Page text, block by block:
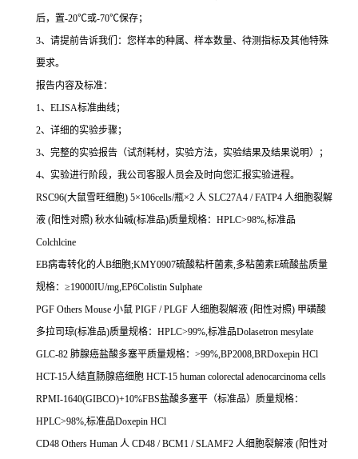
后，置-20℃或-70℃保存；
3、请提前告诉我们：您样本的种属、样本数量、待测指标及其他特殊
要求。
报告内容及标准：
1、 ELISA标准曲线；
2、详细的实验步骤；
3、完整的实验报告（试剂耗材，实验方法，实验结果及结果说明）；
4、实验进行阶段，我公司客服人员会及时向您汇报实验进程。
RSC96(大鼠雪旺细胞) 5×106cells/瓶×2 人 SLC27A4 / FATP4 人细胞裂解
液 (阳性对照) 秋水仙碱(标准品)质量规格： HPLC>98%,标准品
Colchlcine
EB病毒转化的人B细胞;KMY0907硫酸粘杆菌素,多粘菌素E硫酸盐质量
规格：≥19000IU/mg,EP6Colistin Sulphate
PGF Others Mouse 小鼠 PIGF / PLGF 人细胞裂解液 (阳性对照) 甲磺酸
多拉司琼(标准品)质量规格： HPLC>99%,标准品Dolasetron mesylate
GLC-82 肺腺癌盐酸多塞平质量规格： >99%,BP2008,BRDoxepin HCl
HCT-15人结直肠腺癌细胞 HCT-15 human colorectal adenocarcinoma cells
RPMI-1640(GIBCO)+10%FBS盐酸多塞平（标准品）质量规格：
HPLC>98%,标准品Doxepin HCl
CD48 Others Human 人 CD48 / BCM1 / SLAMF2 人细胞裂解液 (阳性对